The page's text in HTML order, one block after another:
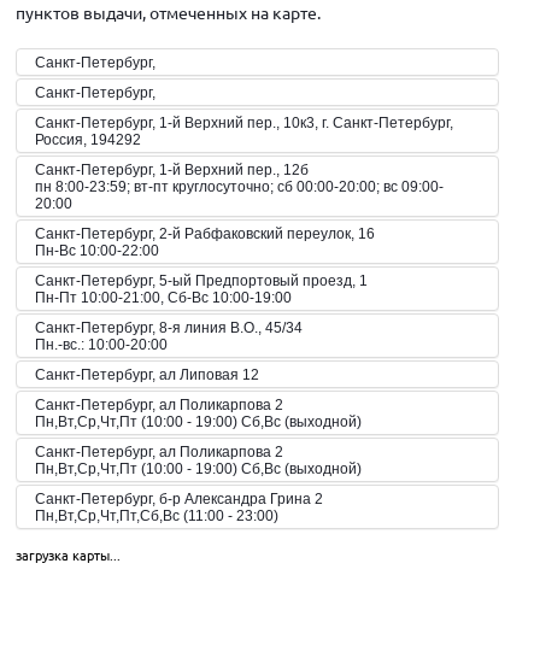
пунктов выдачи, отмеченных на карте.
Санкт-Петербург,
Санкт-Петербург,
Санкт-Петербург, 1-й Верхний пер., 10к3, г. Санкт-Петербург,
Россия, 194292
Санкт-Петербург, 1-й Верхний пер., 12б
пн 8:00-23:59; вт-пт круглосуточно; сб 00:00-20:00; вс 09:00-
20:00
Санкт-Петербург, 2-й Рабфаковский переулок, 16
Пн-Вс 10:00-22:00
Санкт-Петербург, 5-ый Предпортовый проезд, 1
Пн-Пт 10:00-21:00, Сб-Вс 10:00-19:00
Санкт-Петербург, 8-я линия В.О., 45/34
Пн.-вс.: 10:00-20:00
Санкт-Петербург, ал Липовая 12
Санкт-Петербург, ал Поликарпова 2
Пн,Вт,Ср,Чт,Пт (10:00 - 19:00) Сб,Вс (выходной)
Санкт-Петербург, ал Поликарпова 2
Пн,Вт,Ср,Чт,Пт (10:00 - 19:00) Сб,Вс (выходной)
Санкт-Петербург, б-р Александра Грина 2
Пн,Вт,Ср,Чт,Пт,Сб,Вс (11:00 - 23:00)
Пн,Вт,Ср,Чт,Пт,Сб,Вс (09:00 - 21:00)
загрузка карты...